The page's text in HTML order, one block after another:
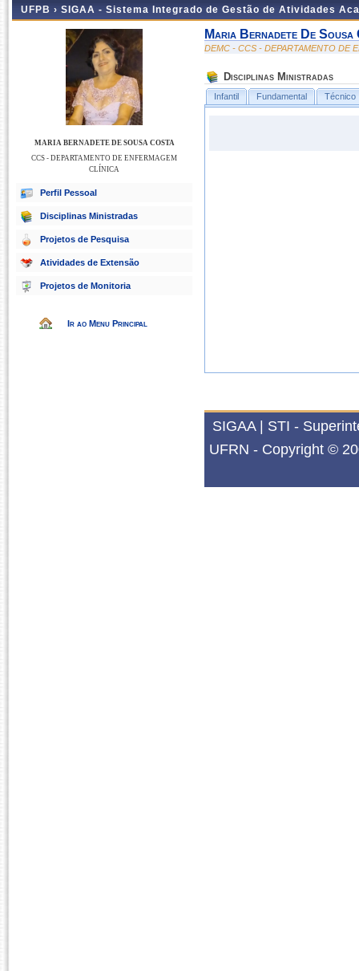
UFPB › SIGAA - Sistema Integrado de Gestão de Atividades
MARIA BERNADETE DE SOUSA COSTA
CCS - DEPARTAMENTO DE ENFERMAGEM
CLÍNICA
Perfil Pessoal
Disciplinas Ministradas
Projetos de Pesquisa
Atividades de Extensão
Projetos de Monitoria
Ir ao Menu Principal
Maria Bernadete De Sousa
DEMC - CCS - DEPARTAMENTO DE
Disciplinas Ministradas
Infantil Fundamental Técnico
SIGAA | STI -
UFRN - Copyright ©